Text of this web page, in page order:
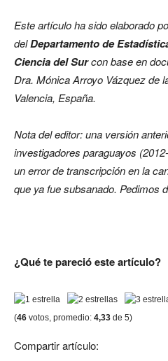
Este artículo ha sido elaborado
delDepartamento de
Ciencia del Surcon base en
Dra. Mónica Arroyo Vázquez de
Valencia, España.
Nota del editor: una versión
investigadores paraguayos
un error de transcripción en la
que ya fue subsanado. Pedimos
¿Qué te pareció este artículo?
(46 votos, promedio: 4,33 de 5)
Compartir artículo: